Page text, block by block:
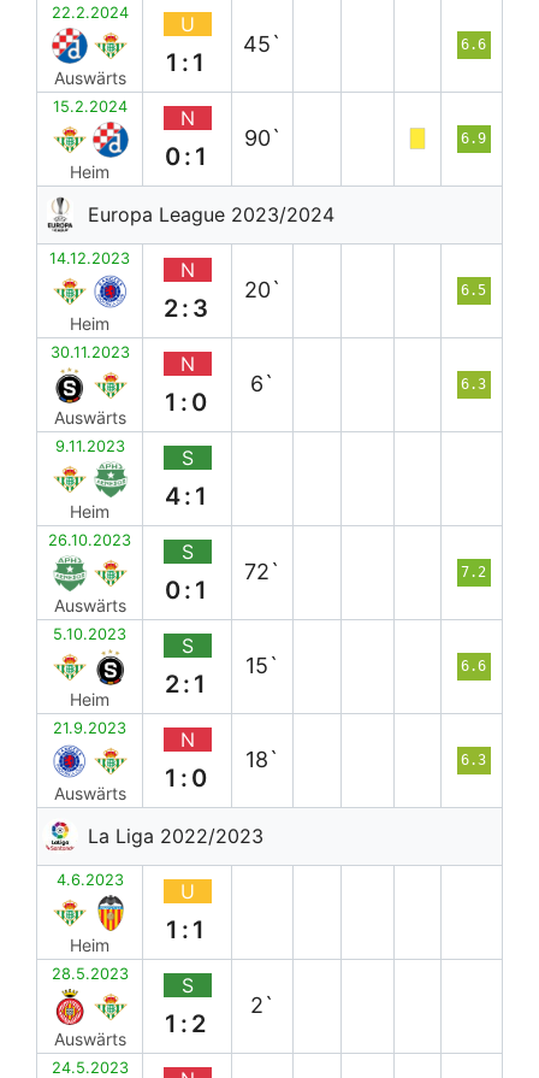
22.2.2024
Auswärts
U
1:1
45` 6.6
15.2.2024
Heim
N
0:1
90` 6.9
Europa League 2023/2024
14.12.2023
Heim
N
2:3
20` 6.5
30.11.2023
Auswärts
N
1:0
6` 6.3
9.11.2023
Heim
S
4:1
26.10.2023
Auswärts
S
0:1
72` 7.2
5.10.2023
Heim
S
2:1
15` 6.6
21.9.2023
Auswärts
N
1:0
18` 6.3
La Liga 2022/2023
4.6.2023
Heim
U
1:1
28.5.2023
Auswärts
S
1:2
2`
24.5.2023